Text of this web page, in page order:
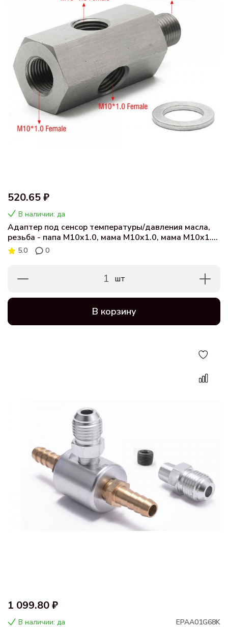
520.65 ₽
В наличии: да
Адаптер под сенсор температуры/давления масла,
резьба - папа M10x1.0, мама M10x1.0, мама M10x1.0,
мама M10x1.0
5.0 0
1 шт
В корзину
1 099.80 ₽
В наличии: да EPAA01G68K